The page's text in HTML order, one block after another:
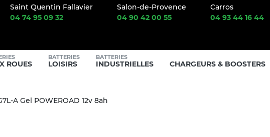
Saint Quentin Fallavier
04 74 95 09 32
Salon-de-Provence
04 90 42 00 55
Carros
04 93 44 16 44
ROUES
BATTERIES
LOISIRS
BATTERIES
INDUSTRIELLES CHARGEURS & BOOSTERS
A Gel POWEROAD 12v 8ah